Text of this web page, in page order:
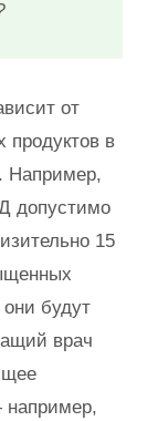
от
продуктов в
Например,
допустимо
15
будут
врач
например,